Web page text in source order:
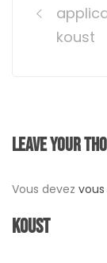
koust
Leave your
Vous devez
Koust